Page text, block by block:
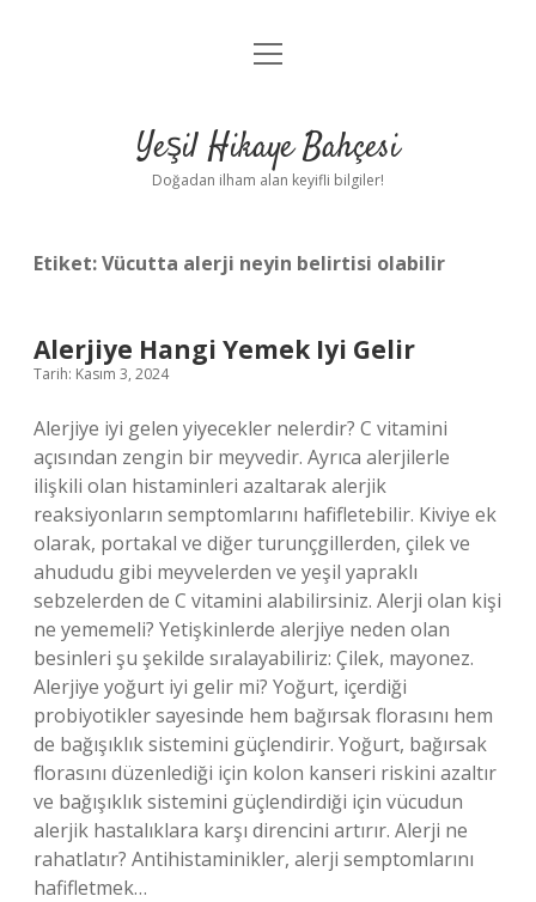
Anasayfa
Yasal Uyarı
menüyü
Yeşil Hikaye Bahçesi
Doğadan ilham alan keyifli bilgiler!
Etiket:Vücutta alerji neyin belirtisi olabilir
Alerjiye Hangi Yemek Iyi Gelir
Tarih: Kasım 3, 2024
Alerjiye iyi gelen yiyecekler nelerdir? C vitamini
açısından zengin bir meyvedir. Ayrıca alerjilerle
ilişkili olan histaminleri azaltarak alerjik
reaksiyonların semptomlarını hafifletebilir. Kiviye ek
olarak, portakal ve diğer turunçgillerden, çilek ve
ahududu gibi meyvelerden ve yeşil yapraklı
sebzelerden de C vitamini alabilirsiniz. Alerji olan kişi
ne yememeli? Yetişkinlerde alerjiye neden olan
besinleri şu şekilde sıralayabiliriz: Çilek, mayonez.
Alerjiye yoğurt iyi gelir mi? Yoğurt, içerdiği
probiyotikler sayesinde hem bağırsak florasını hem
de bağışıklık sistemini güçlendirir. Yoğurt, bağırsak
florasını düzenlediği için kolon kanseri riskini azaltır
ve bağışıklık sistemini güçlendirdiği için vücudun
alerjik hastalıklara karşı direncini artırır. Alerji ne
rahatlatır? Antihistaminikler, alerji semptomlarını
hafifletmek…